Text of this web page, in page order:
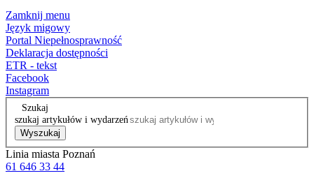
Zamknij menu
Język migowy
Portal Niepełnosprawność
Deklaracja dostępności
ETR - tekst
Facebook
Instagram
Szukaj
szukaj artykułów i wydarzeń
Wyszukaj
Linia miasta Poznań
61 646 33 44